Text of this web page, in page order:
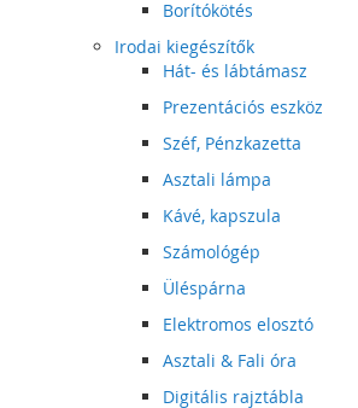
Borítókötés
Irodai kiegészítők
Hát- és lábtámasz
Prezentációs eszköz
Széf, Pénzkazetta
Asztali lámpa
Kávé, kapszula
Számológép
Üléspárna
Elektromos elosztó
Asztali & Fali óra
Digitális rajztábla